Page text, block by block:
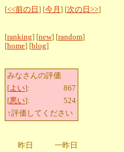
[<<前の日 ] [今月 ] [次の日>>]
[ranking] [new] [random]
[home] [blog]
みなさんの評価
[よい]:
867
[悪い]:
524
↑評価してください
昨日 一昨日